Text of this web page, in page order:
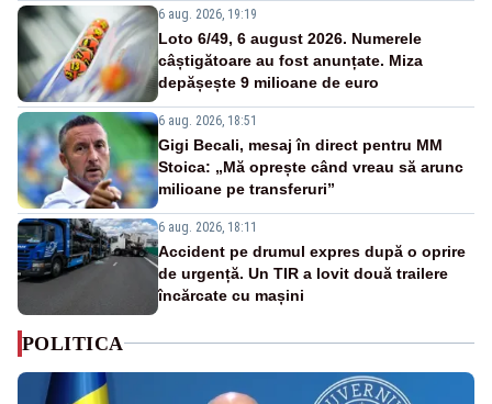
6 aug. 2026, 19:19
Loto 6/49, 6 august 2026. Numerele
câștigătoare au fost anunțate. Miza
depășește 9 milioane de euro
6 aug. 2026, 18:51
Gigi Becali, mesaj în direct pentru MM
Stoica: „Mă oprește când vreau să arunc
milioane pe transferuri”
6 aug. 2026, 18:11
Accident pe drumul expres după o oprire
de urgență. Un TIR a lovit două trailere
încărcate cu mașini
POLITICA